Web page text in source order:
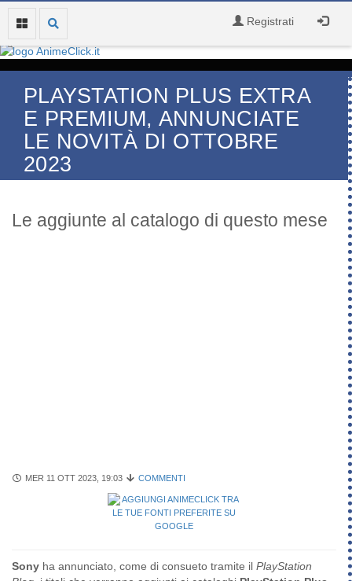
Registrati
PLAYSTATION PLUS EXTRA
E PREMIUM, ANNUNCIATE
LE NOVITÀ DI OTTOBRE
2023
Le aggiunte al catalogo di questo mese
MER 11 OTT 2023, 19:03 COMMENTI
Sony ha annunciato, come di consueto tramite il PlayStation